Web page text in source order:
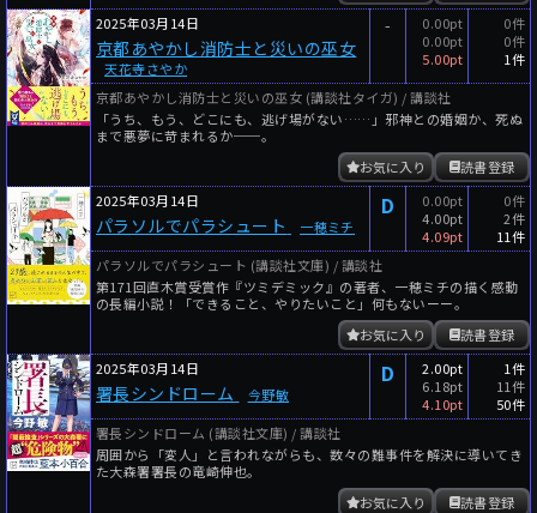
2025年03月14日
京都あやかし消防士と災いの巫女
天花寺さやか
-
0.00pt
0.00pt
5.00pt
0件
0件
1件
京都あやかし消防士と災いの巫女 (講談社タイガ) / 講談社
「うち、もう、どこにも、逃げ場がない……」邪神との婚姻か、死ぬ
まで悪夢に苛まれるか──。
読書登録
お気に入り
2025年03月14日
パラソルでパラシュート 一穂ミチ
D
0.00pt
4.00pt
4.09pt
0件
2件
11件
パラソルでパラシュート (講談社文庫) / 講談社
第171回直木賞受賞作『ツミデミック』の著者、一穂ミチの描く感動
の長編小説！「できること、やりたいこと」何もないーー。
読書登録
お気に入り
2025年03月14日
署長シンドローム 今野敏
D
2.00pt
6.18pt
4.10pt
1件
11件
50件
署長シンドローム (講談社文庫) / 講談社
周囲から「変人」と言われながらも、数々の難事件を解決に導いてき
た大森署署長の竜崎伸也。
読書登録
お気に入り